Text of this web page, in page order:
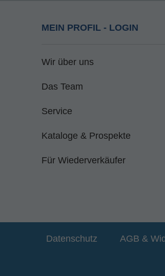
MEIN PROFIL - LOGIN
Wir über uns
Das Team
Service
Kataloge & Prospekte
Für Wiederverkäufer
Datenschutz AGB &